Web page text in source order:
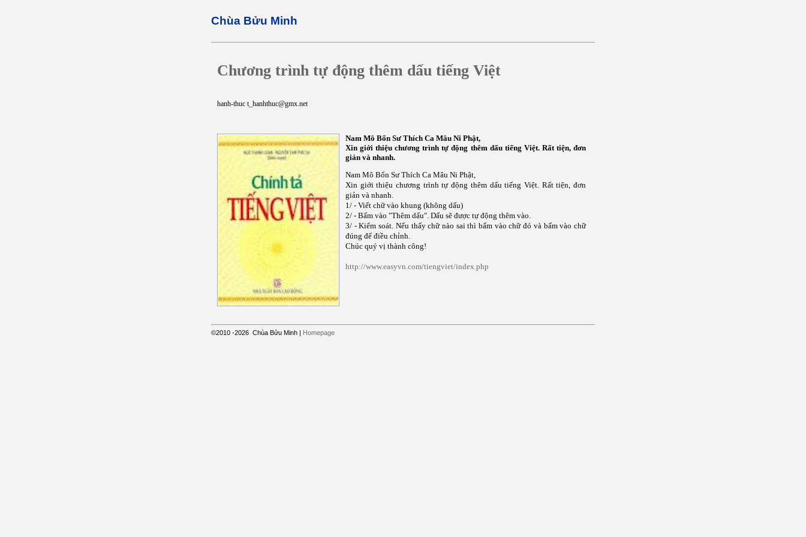
Chùa Bửu Minh
Chương trình tự động thêm dấu tiếng Việt
hanh-thuc t_hanhthuc@gmx.net
Nam Mô Bổn Sư Thích Ca Mâu Ni Phật,
Xin giới thiệu chương trình tự động thêm dấu tiếng Việt. Rất tiện, đơn
giản và nhanh.
Nam Mô Bổn Sư Thích Ca Mâu Ni Phật,
Xin giới thiệu chương trình tự động thêm dấu tiếng Việt. Rất tiện, đơn
giản và nhanh.
1/ - Viết chữ vào khung (không dấu)
2/ - Bấm vào "Thêm dấu". Dấu sẽ được tự động thêm vào.
3/ - Kiểm soát. Nếu thấy chữ nào sai thì bấm vào chữ đó và bấm vào chữ
đúng để điều chỉnh.
Chúc quý vị thành công!
http://www.easyvn.com/tiengviet/index.php
©2010 -2026 Chùa Bửu Minh | Homepage